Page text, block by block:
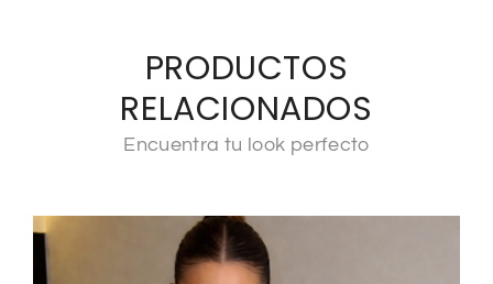
PRODUCTOS
RELACIONADOS
Encuentra tu look perfecto